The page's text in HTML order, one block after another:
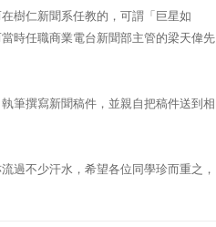
樹仁新聞系任教的，可謂「巨星如
時任職商業電台新聞部主管的梁天偉先
筆撰寫新聞稿件，並親自把稿件送到相
過不少汗水，希望各位同學珍而重之，